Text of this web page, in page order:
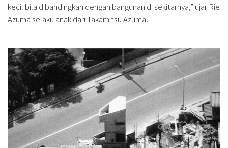
kecil bila dibandingkan dengan bangunan di sekitarnya,” ujar Rie
Azuma selaku anak dari Takamitsu Azuma.